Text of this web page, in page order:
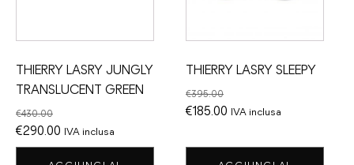
THIERRY LASRY JUNGLY
TRANSLUCENT GREEN
€430.00
Il
prezzo
€290.00
prezzo
IVA inclusa
THIERRY LASRY SLEEPY
€395.00
Il
originale
€185.00 Il
attuale
IVA inclusa